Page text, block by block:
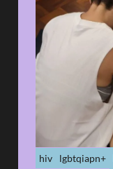
hiv lgbtqiapn+